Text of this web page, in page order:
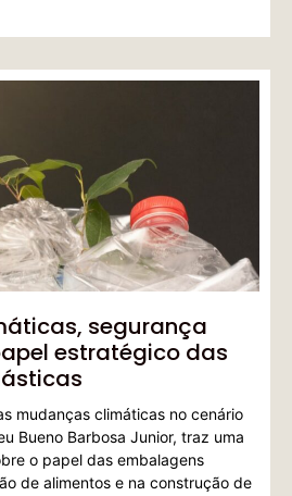
segurança
estratégico das
mudanças climáticas no cenário
Bueno Barbosa Junior, traz uma
o papel das embalagens
de alimentos e na construção de